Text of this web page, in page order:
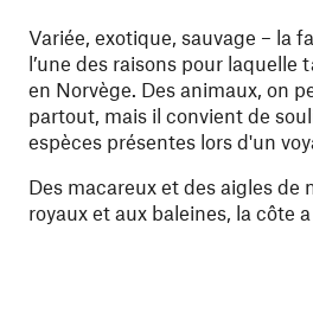
Variée, exotique, sauvage – la
l’une des raisons pour laquelle
en Norvège. Des animaux, on
partout, mais il convient de
espèces présentes lors d'un
Des macareux et des aigles de
royaux et aux baleines, la côte